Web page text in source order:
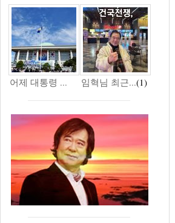
어제 대통령 ... 임혁님 최근...(1)